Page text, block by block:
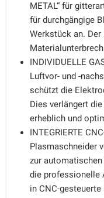
METAL“ für
für durchgängige
Werkstück an.
INDIVIDUELLE
Luftvor- und -
schützt die
Dies verlängert
erheblich und
INTEGRIERTE
Plasmaschneider
zur
die professionelle
in CNC-